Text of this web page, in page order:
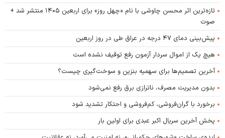
تازه‌ترین اثر محسن چاوشی با نام «چهل روز» برای اربعین ۱۴۰۵ منتشر شد +
صوت
پیش‌بینی دمای ۴۷ درجه در عراق طی در روز اربعین
هیچ یک از اموال سردار آزمون رفع توقیف نشده است
آخرین تصمیم‌ها برای سهمیه بنزین و سوخت‌گیری چیست؟
بدون مدیریت مصرف، ناترازی برق رفع نمی‌شود
برخورد با گران‌فروشی، کم‌فروشی و احتکار تشدید شود
پخش آخرین سریال اکبر عبدی برای اولین بار